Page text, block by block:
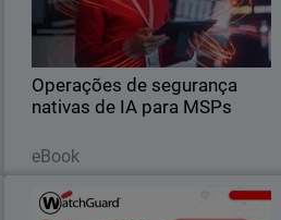
Operações de segurança
nativas de IA para MSPs
eBook
velocidade das máquinas, expondo as
limitações das operações de segurança
tradicionais, conduzidas por humanos.
Este e-book explora a…
Firebox M6850